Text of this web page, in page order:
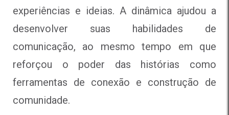
experiências e ideias. A dinâmica ajudou a
desenvolver suas habilidades de
comunicação, ao mesmo tempo em que
reforçou o poder das histórias como
ferramentas de conexão e construção de
comunidade.